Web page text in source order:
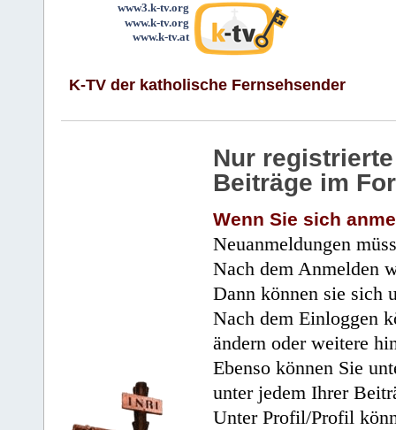
www3.k-tv.org
www.k-tv.org
www.k-tv.at
K-TV der katholische Fernsehsender
Nur
Beiträge im
Wenn Sie sich
Neuanmeldungen
Nach dem Anmelden
Dann können sie sich
Nach dem Einloggen
ändern oder weitere
Ebenso können Sie
unter jedem Ihrer
Unter Profil/Profil